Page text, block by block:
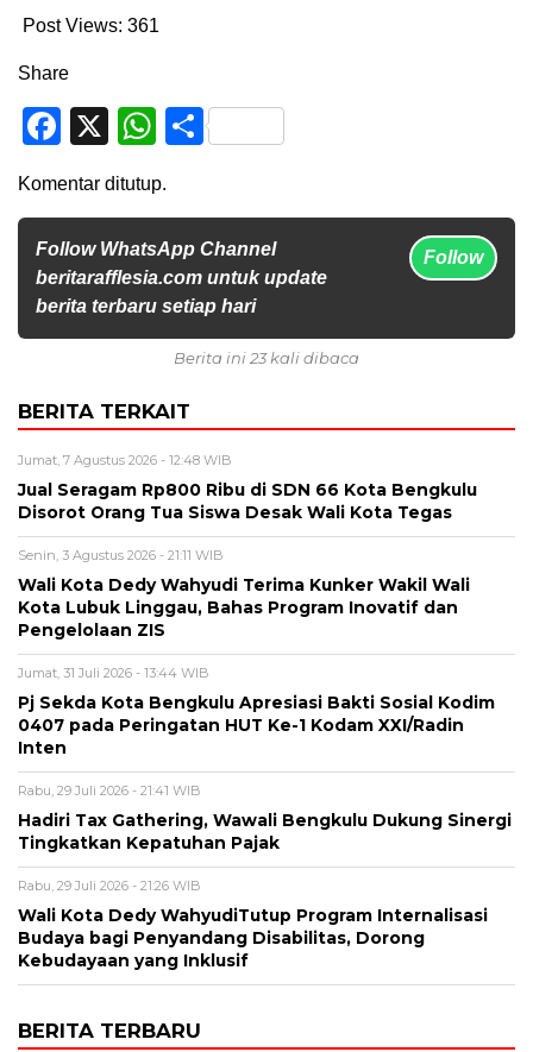
Post Views: 361
Share
Facebook
X WhatsApp
Share
Komentar ditutup.
Follow WhatsApp Channel
beritarafflesia.com untuk update
berita terbaru setiap hari
Follow
Berita ini 23 kali dibaca
BERITA TERKAIT
Jumat, 7 Agustus 2026 - 12:48 WIB
Jual Seragam Rp800 Ribu di SDN 66 Kota Bengkulu
Disorot Orang Tua Siswa Desak Wali Kota Tegas
Senin, 3 Agustus 2026 - 21:11 WIB
Wali Kota Dedy Wahyudi Terima Kunker Wakil Wali
Kota Lubuk Linggau, Bahas Program Inovatif dan
Pengelolaan ZIS
Jumat, 31 Juli 2026 - 13:44 WIB
Pj Sekda Kota Bengkulu Apresiasi Bakti Sosial Kodim
0407 pada Peringatan HUT Ke-1 Kodam XXI/Radin
Inten
Rabu, 29 Juli 2026 - 21:41 WIB
Hadiri Tax Gathering, Wawali Bengkulu Dukung Sinergi
Tingkatkan Kepatuhan Pajak
Rabu, 29 Juli 2026 - 21:26 WIB
Wali Kota Dedy WahyudiTutup Program Internalisasi
Budaya bagi Penyandang Disabilitas, Dorong
Kebudayaan yang Inklusif
BERITA TERBARU